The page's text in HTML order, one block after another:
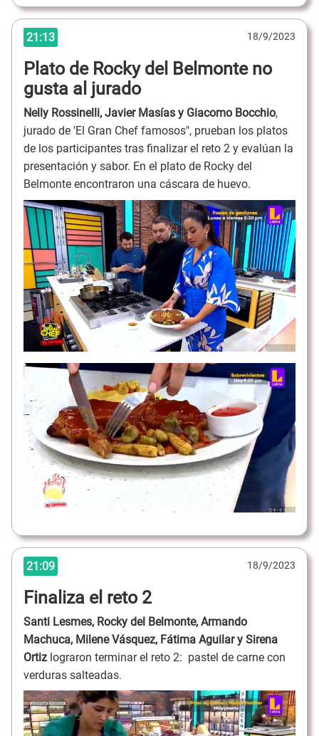
21:13 18/9/2023
Plato de Rocky del Belmonte no
gusta al jurado
Nelly Rossinelli, Javier Masías y Giacomo Bocchio,
jurado de 'El Gran Chef famosos", prueban los platos
de los participantes tras finalizar el reto 2 y evalúan la
presentación y sabor. En el plato de Rocky del
Belmonte encontraron una cáscara de huevo.
21:09 18/9/2023
Finaliza el reto 2
Santi Lesmes, Rocky del Belmonte, Armando
Machuca, Milene Vásquez, Fátima Aguilar y Sirena
Ortiz lograron terminar el reto 2: pastel de carne con
verduras salteadas.